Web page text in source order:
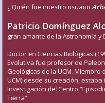
¿ Quién fue nuestro usuario
Patricio Domínguez
gran amante de la Astronomía y
Doctor en Ciencias Biológicas
Evolutiva fue profesor de
Geológicas de la UCM. Miembro
UCM) desde su creación,
Investigación del Centro
Tierra”.